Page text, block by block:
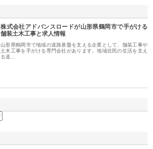
株式会社アドバンスロードが山形県鶴岡市で手がける
舗装土木工事と求人情報
山形県鶴岡市で地域の道路基盤を支える企業として、舗装工事や
土木工事を手がける専門会社があります。地域住民の生活を支え
る道…